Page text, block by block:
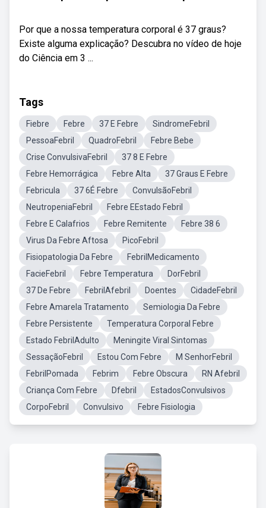
Por que a nossa temperatura corporal é 37 graus?
Existe alguma explicação? Descubra no vídeo de hoje
do Ciência em 3 ...
Tags
Fiebre Febre 37 E Febre
SindromeFebril
PessoaFebril
QuadroFebril
Febre Bebe
Crise ConvulsivaFebril
37 8 E Febre
Febre Hemorrágica
Febre Alta
37 Graus E Febre
Febricula
37 6É Febre
ConvulsãoFebril
NeutropeniaFebril
Febre EEstado Febril
Febre E Calafrios
Febre Remitente
Febre 38 6
Virus Da Febre Aftosa
PicoFebril
Fisiopatologia Da Febre
FebrilMedicamento
FacieFebril
Febre Temperatura
DorFebril
37 De Febre
FebrilAfebril Doentes
CidadeFebril
Febre Amarela Tratamento
Semiologia Da Febre
Febre Persistente
Temperatura Corporal Febre
Estado FebrilAdulto
Meningite Viral Sintomas
SessaçãoFebril
Estou Com Febre
M SenhorFebril
FebrilPomada
Febrim Febre Obscura
RN Afebril
Criança Com Febre
Dfebril
EstadosConvulsivos
CorpoFebril
Convulsivo Febre Fisiologia